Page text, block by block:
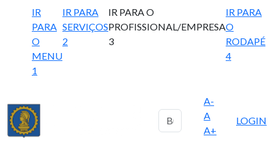
IR
PARA
O
MENU
1
IR PARA
SERVIÇOS
2
IR PARA O
PROFISSIONAL/EMPRESA
3
IR PARA
O
RODAPÉ
4
A-
A
A+
LOGIN